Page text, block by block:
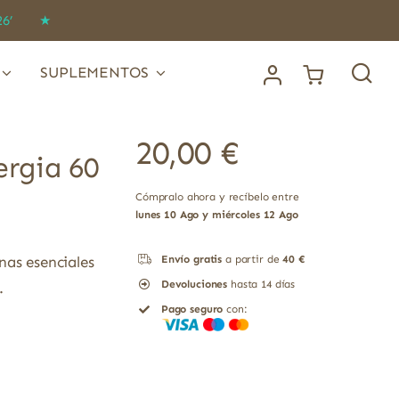
★
SUPLEMENTOS
60
esenciales
20,00 €
Cómpralo ahora y recíbelo entre
lunes 10 Ago y miércoles 12 Ago
Envío gratis a partir de40 €
Devoluciones hasta 14 días
Pago seguro con: